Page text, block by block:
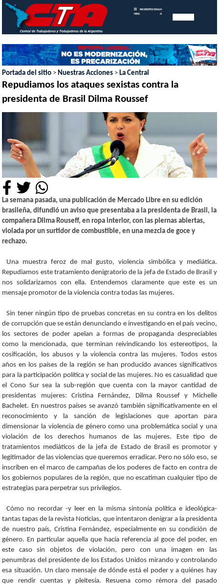
MENU
INICIOINSTITUCIONAL MEMORIAS
ANUALES
Portada del sitio > Nuestras Acciones > La Central
Repudiamos los ataques sexistas contra la
presidenta de Brasil Dilma Roussef
La semana pasada, una publicación de Mercado Libre en su edición
brasileña, difundió un aviso que presentaba a la presidenta de Brasil, la
compañera Dilma Rouseff, en ropa interior, con las piernas abiertas,
violada por un surtidor de combustible, en una mezcla de goce y
rechazo.
Una muestra feroz de mal gusto, violencia simbólica y mediática.
Repudiamos este tratamiento denigratorio de la jefa de Estado de Brasil y
nos solidarizamos con ella. Entendemos claramente que este es un
mensaje promotor de la violencia contra todas las mujeres.
Sin tener ningún tipo de pruebas concretas en su contra en los delitos
de corrupción que se están denunciando e investigando en el país vecino,
los sectores de poder apelan a formas de propaganda despreciables
como la mencionada, que terminan reivindicando los estereotipos, la
cosificación, los abusos y la violencia contra las mujeres. Todos estos
años en los países de la región se han producido avances significativos
para la participación política y social de las mujeres. No es casualidad que
el Cono Sur sea la sub-región que cuenta con la mayor cantidad de
presidentas mujeres: Cristina Fernández, Dilma Roussef y Michelle
Bachelet. En nuestros países se avanzó también significativamente en el
reconocimiento y la sanción de legislaciones que aportan para
dimensionar la violencia de género como una problemática social y una
violación de los derechos humanos de las mujeres. Este tipo de
tratamientos mediáticos de la jefa de Estado de Brasil es promotor y
legitimador de las violencias que queremos erradicar. Pero no sólo eso, se
inscriben en el marco de campañas de los poderes de facto en contra de
los gobiernos populares de la región, que no escatiman cualquier tipo de
estrategias para perpetrar sus privilegios.
Cómo no recordar -y leer en la misma sintonía política e ideológica-
tantas tapas de la revista Noticias, que intentaron denigrar a la presidenta
de nuestro país, Cristina Fernández, especialmente en su condición de
género. En particular aquella que hacía referencia al goce del poder, en
este caso sin objetos de violación, pero con una imagen en las
penumbras del presidente de los Estados Unidos mirando y controlando
esa situación. Un claro mensaje de dónde está el poder y a quiénes hay
que rendir cuentas y pleitesía. Resuena como rémora del pasado